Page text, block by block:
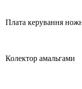
Плата керування
Колектор амальгами